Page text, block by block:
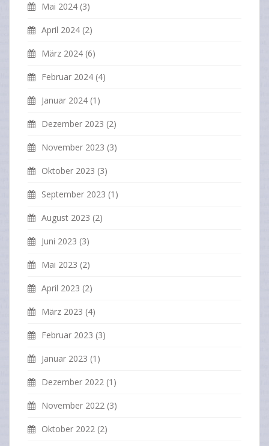
Mai 2024 (3)
April 2024 (2)
März 2024 (6)
Februar 2024 (4)
Januar 2024 (1)
Dezember 2023 (2)
November 2023 (3)
Oktober 2023 (3)
September 2023 (1)
August 2023 (2)
Juni 2023 (3)
Mai 2023 (2)
April 2023 (2)
März 2023 (4)
Februar 2023 (3)
Januar 2023 (1)
Dezember 2022 (1)
November 2022 (3)
Oktober 2022 (2)